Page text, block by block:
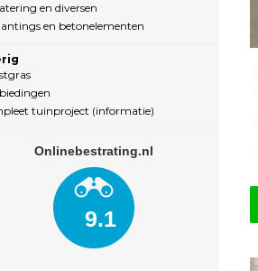
en diversen
en betonelementen
tuinproject (informatie)
Onlinebestrating.nl
9.1